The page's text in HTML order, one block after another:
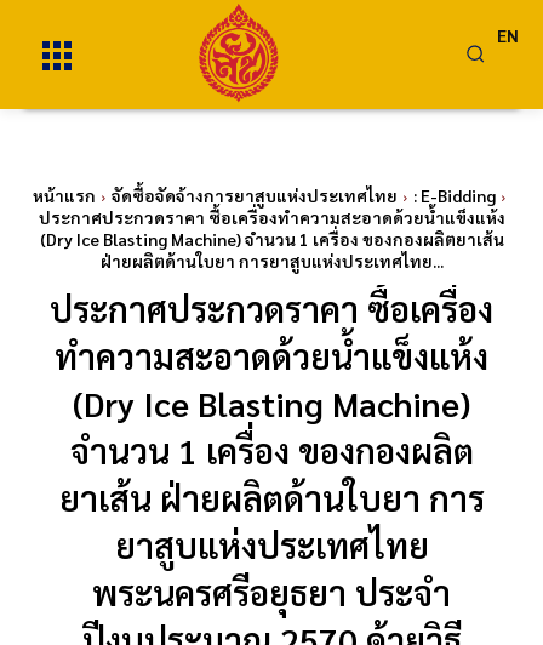
EN
หน้าแรก จัดซื้อจัดจ้างการยาสูบแห่งประเทศไทย
: E-Bidding
ประกาศประกวดราคา ซื้อเครื่องทำความสะอาดด้วยน้ำแข็งแห้ง
(Dry Ice Blasting Machine) จำนวน 1 เครื่อง ของกองผลิตยาเส้น
ฝ่ายผลิตด้านใบยา การยาสูบแห่งประเทศไทย...
ประกาศประกวดราคา ซื้อเครื่อง
ทำความสะอาดด้วยน้ำแข็งแห้ง
(Dry Ice Blasting Machine)
จำนวน 1 เครื่อง ของกองผลิต
ยาเส้น ฝ่ายผลิตด้านใบยา การ
ยาสูบแห่งประเทศไทย
พระนครศรีอยุธยา ประจำ